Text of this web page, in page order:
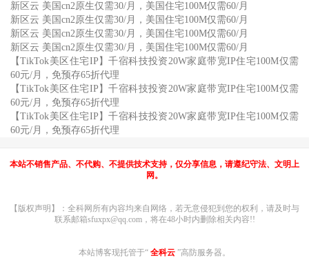
新区云 美国cn2原生仅需30/月，美国住宅100M仅需60/月
新区云 美国cn2原生仅需30/月，美国住宅100M仅需60/月
新区云 美国cn2原生仅需30/月，美国住宅100M仅需60/月
新区云 美国cn2原生仅需30/月，美国住宅100M仅需60/月
【TikTok美区住宅IP】千宿科技投资20W家庭带宽IP住宅100M仅需
60元/月，免预存65折代理
【TikTok美区住宅IP】千宿科技投资20W家庭带宽IP住宅100M仅需
60元/月，免预存65折代理
【TikTok美区住宅IP】千宿科技投资20W家庭带宽IP住宅100M仅需
60元/月，免预存65折代理
本站不销售产品、不代购、不提供技术支持，仅分享信息，请遵纪守法、文明上
网。
【版权声明】：全科网所有内容均来自网络，若无意侵犯到您的权利，请及时与
联系邮箱sfuxpx@qq.com，将在48小时内删除相关内容!!
本站博客现托管于“ 全科云 ”高防服务器。